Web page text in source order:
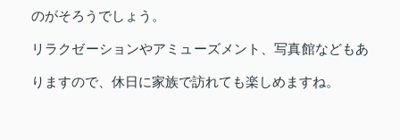
のがそろうでしょう。
リラクゼーションやアミューズメント、写真館などもあ
りますので、休日に家族で訪れても楽しめますね。